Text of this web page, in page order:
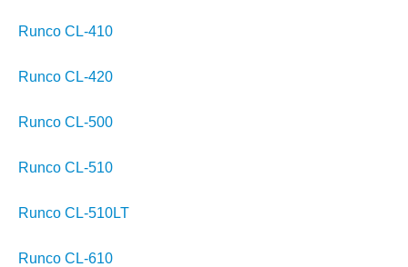
Runco CL-410
Runco CL-420
Runco CL-500
Runco CL-510
Runco CL-510LT
Runco CL-610